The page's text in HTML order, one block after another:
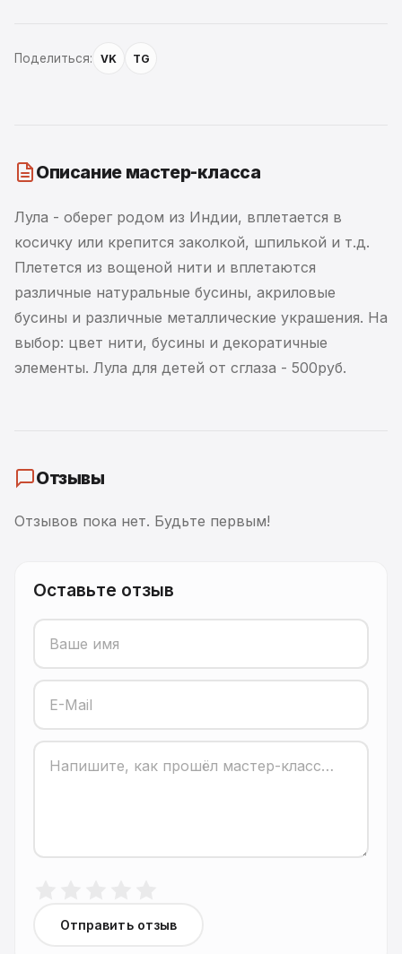
Поделиться: VK TG
Описание мастер-класса
Лула - оберег родом из Индии, вплетается в
косичку или крепится заколкой, шпилькой и т.д.
Плетется из вощеной нити и вплетаются
различные натуральные бусины, акриловые
бусины и различные металлические украшения. На
выбор: цвет нити, бусины и декоратичные
элементы. Лула для детей от сглаза - 500руб.
Отзывы
Отзывов пока нет. Будьте первым!
Оставьте отзыв
Отправить отзыв